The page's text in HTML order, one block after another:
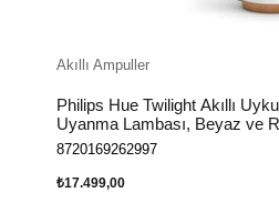
Akıllı Ampuller
Philips Hue Twilight Akıllı
Uyanma Lambası, Beyaz ve
Alexa, Apple Home ve Google
8720169262997
₺17.499,00